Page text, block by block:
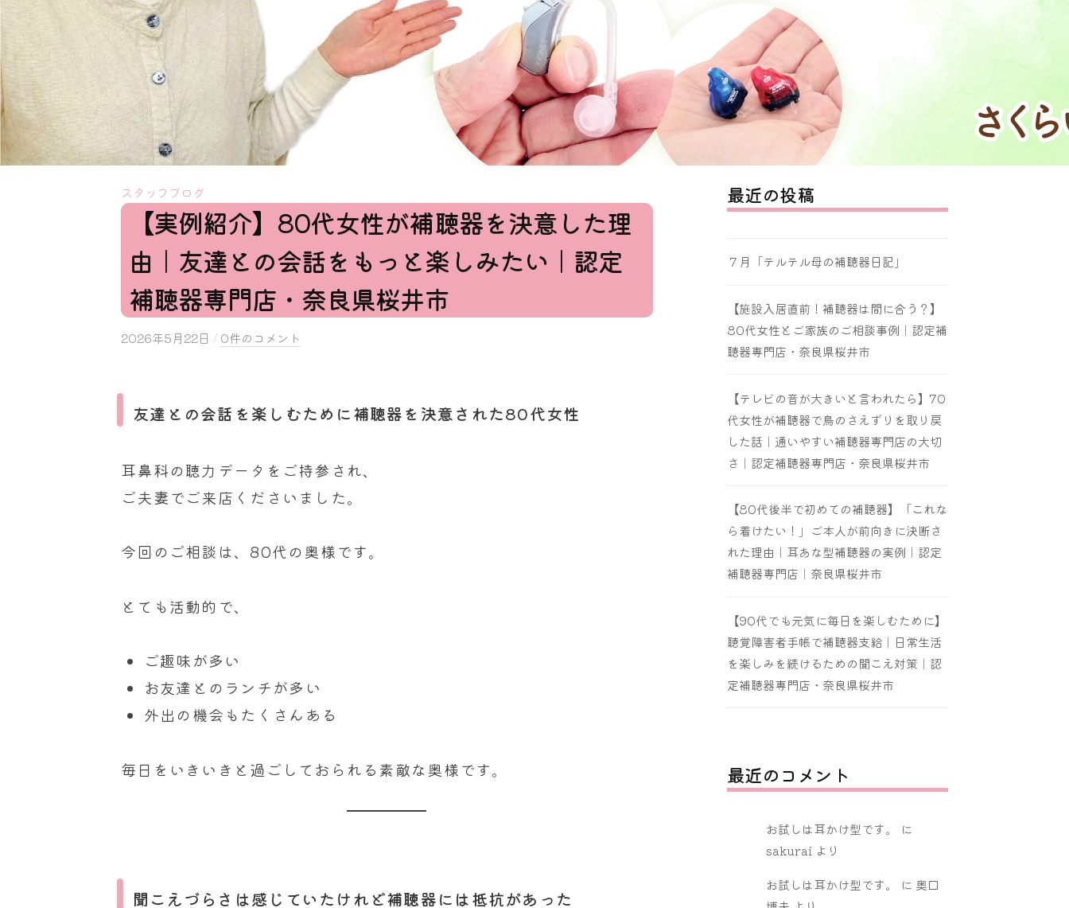
スタッフブログ
【実例紹介】80代女性が補聴器を決意した理
由｜友達との会話をもっと楽しみたい｜認定
補聴器専門店・奈良県桜井市
2026年5月22日 b
k
r
i
/ 0件のコメント
友達との会話を楽しむために補聴器を決意された80代女性
耳鼻科の聴力データをご持参され、
ご夫妻でご来店くださいました。
今回のご相談は、80代の奥様です。
とても活動的で、
ご趣味が多い
お友達とのランチが多い
外出の機会もたくさんある
毎日をいきいきと過ごしておられる素敵な奥様です。
聞こえづらさは感じていたけれど補聴器には抵抗があった
最近の投稿
７月「テルテル母の補聴器日記」
【施設入居直前！補聴器は間に合う？】
80代女性とご家族のご相談事例｜認定補
聴器専門店・奈良県桜井市
【テレビの音が大きいと言われたら】70
代女性が補聴器で鳥のさえずりを取り戻
した話｜通いやすい補聴器専門店の大切
さ｜認定補聴器専門店・奈良県桜井市
【80代後半で初めての補聴器】「これな
ら着けたい！」ご本人が前向きに決断さ
れた理由｜耳あな型補聴器の実例｜認定
補聴器専門店｜奈良県桜井市
【90代でも元気に毎日を楽しむために】
聴覚障害者手帳で補聴器支給｜日常生活
を楽しみを続けるための聞こえ対策｜認
定補聴器専門店・奈良県桜井市
最近のコメント
お試しは耳かけ型です。
に
sakurai より
お試しは耳かけ型です。
に 奥口